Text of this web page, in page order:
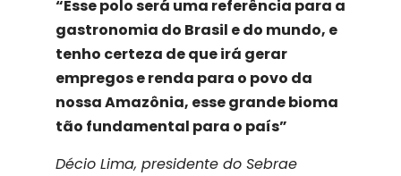
“Esse polo será uma referência para a
gastronomia do Brasil e do mundo, e
tenho certeza de que irá gerar
empregos e renda para o povo da
nossa Amazônia, esse grande bioma
tão fundamental para o país”
Décio Lima, presidente do Sebrae